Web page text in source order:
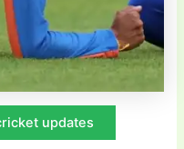
updates